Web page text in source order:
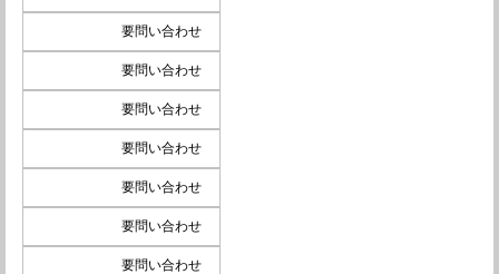
要問い合わせ
要問い合わせ
要問い合わせ
要問い合わせ
要問い合わせ
要問い合わせ
要問い合わせ